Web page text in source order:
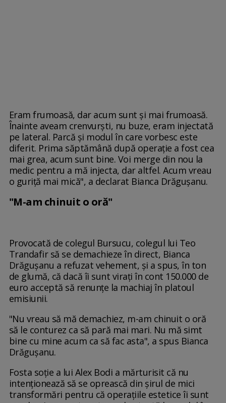
Eram frumoasă, dar acum sunt și mai frumoasă.
Înainte aveam crenvurști, nu buze, eram injectată
pe lateral. Parcă și modul în care vorbesc este
diferit. Prima săptămână după operație a fost cea
mai grea, acum sunt bine. Voi merge din nou la
medic pentru a mă injecta, dar altfel. Acum vreau
o guriță mai mică", a declarat Bianca Drăgușanu.
"M-am chinuit o oră"
Provocată de colegul Bursucu, colegul lui Teo
Trandafir să se demachieze în direct, Bianca
Drăgușanu a refuzat vehement, și a spus, în ton
de glumă, că dacă îi sunt virați în cont 150.000 de
euro acceptă să renunțe la machiaj în platoul
emisiunii.
"Nu vreau să mă demachiez, m-am chinuit o oră
să le conturez ca să pară mai mari. Nu mă simt
bine cu mine acum ca să fac asta", a spus Bianca
Drăgușanu.
Fosta soție a lui Alex Bodi a mărturisit că nu
intenționează să se oprească din șirul de mici
transformări pentru că operațiile estetice îi sunt